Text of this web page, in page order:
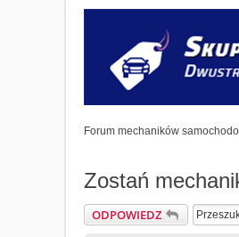
Forum mechaników
Zostań
ODPOWIEDZ